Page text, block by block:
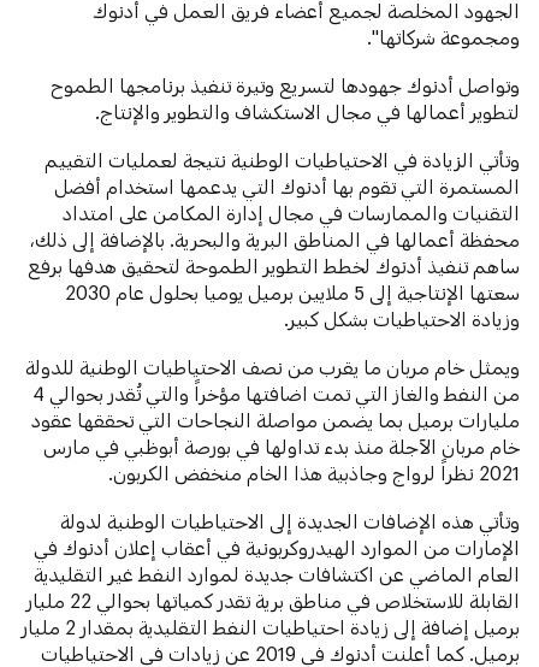
الجهود المخلصة لجميع أعضاء فريق العمل في أدنوك
ومجموعة شركاتها".
وتواصل أدنوك جهودها لتسريع وتيرة تنفيذ برنامجها الطموح
لتطوير أعمالها في مجال الاستكشاف والتطوير والإنتاج.
وتأتي الزيادة في الاحتياطيات الوطنية نتيجة لعمليات التقييم
المستمرة التي تقوم بها أدنوك التي يدعمها استخدام أفضل
التقنيات والممارسات في مجال إدارة المكامن على امتداد
محفظة أعمالها في المناطق البرية والبحرية. بالإضافة إلى ذلك،
ساهم تنفيذ أدنوك لخطط التطوير الطموحة لتحقيق هدفها برفع
سعتها الإنتاجية إلى 5 ملايين برميل يوميا بحلول عام 2030
وزيادة الاحتياطيات بشكل كبير.
ويمثل خام مربان ما يقرب من نصف الاحتياطيات الوطنية للدولة
من النفط والغاز التي تمت اضافتها مؤخراً والتي تُقدر بحوالي 4
مليارات برميل بما يضمن مواصلة النجاحات التي تحققها عقود
خام مربان الآجلة منذ بدء تداولها في بورصة أبوظبي في مارس
2021 نظراً لرواج وجاذبية هذا الخام منخفض الكربون.
وتأتي هذه الإضافات الجديدة إلى الاحتياطيات الوطنية لدولة
الإمارات من الموارد الهيدروكربونية في أعقاب إعلان أدنوك في
العام الماضي عن اكتشافات جديدة لموارد النفط غير التقليدية
القابلة للاستخلاص في مناطق برية تقدر كمياتها بحوالي 22 مليار
برميل إضافة إلى زيادة احتياطيات النفط التقليدية بمقدار 2 مليار
برميل. كما أعلنت أدنوك في 2019 عن زيادات في الاحتياطيات